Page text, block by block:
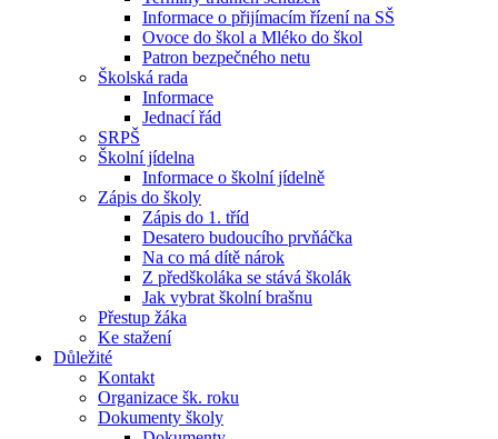
Informace o přijímacím řízení na SŠ
Ovoce do škol a Mléko do škol
Patron bezpečného netu
Školská rada
Informace
Jednací řád
SRPŠ
Školní jídelna
Informace o školní jídelně
Zápis do školy
Zápis do 1. tříd
Desatero budoucího prvňáčka
Na co má dítě nárok
Z předškoláka se stává školák
Jak vybrat školní brašnu
Přestup žáka
Ke stažení
Důležité
Kontakt
Organizace šk. roku
Dokumenty školy